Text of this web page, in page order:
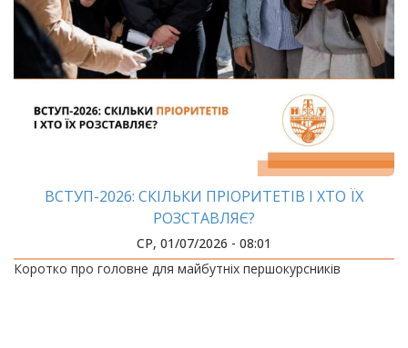
ВСТУП-2026: СКІЛЬКИ ПРІОРИТЕТІВ І ХТО ЇХ
РОЗСТАВЛЯЄ?
СР, 01/07/2026 - 08:01
Коротко про головне для майбутніх першокурсників